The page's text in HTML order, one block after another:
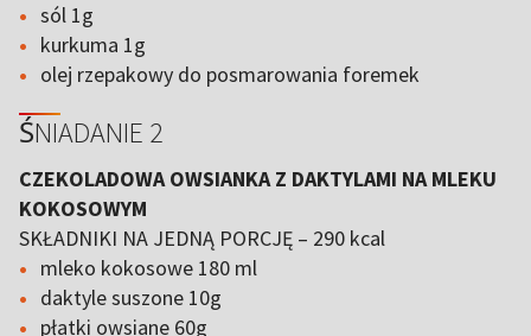
sól 1g
kurkuma 1g
olej rzepakowy do posmarowania foremek
ŚNIADANIE 2
CZEKOLADOWA OWSIANKA Z DAKTYLAMI NA MLEKU
KOKOSOWYM
SKŁADNIKI NA JEDNĄ PORCJĘ – 290 kcal
mleko kokosowe 180 ml
daktyle suszone 10g
płatki owsiane 60g